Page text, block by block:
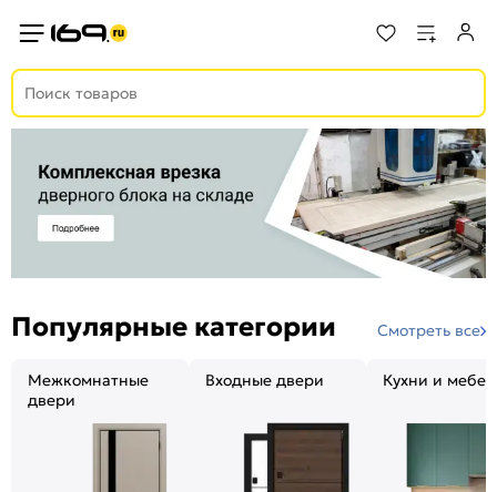
Популярные категории Смотреть все
Межкомнатные
двери
Входные двери Кухни и